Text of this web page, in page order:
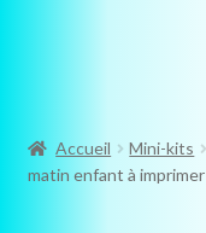
navigation
Accueil Mini-kits
matin enfant à imprimer